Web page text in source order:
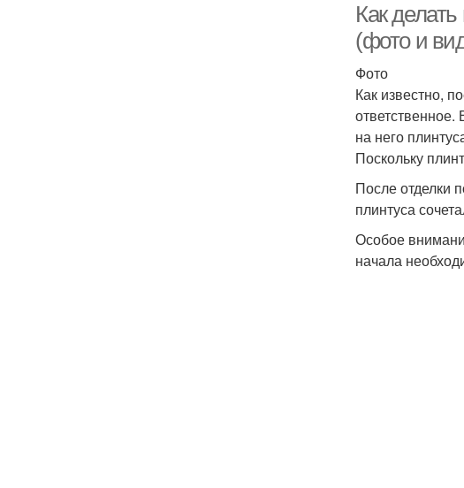
Как
(фото и
Фото
Как известно,
ответственное.
на него
Поскольку
После отделки
плинтуса
Особое
начала